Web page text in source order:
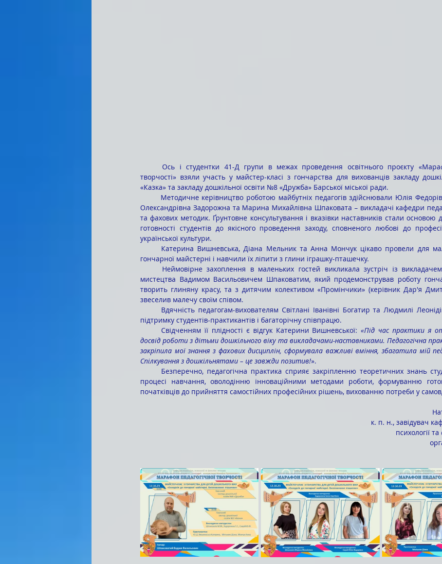
	Ось і студентки 41-Д групи в межах проведення освітнього проєкту «Марафон педагогічної
творчості» взяли участь у майстер-класі з гончарства для вихованців закладу
«Казка» та закладу дошкільної освіти №8 «Дружба» Барської міської ради.
Олександрівна Задорожна та Марина Михайлівна Шпаковата – викладачі кафедри
та фахових методик. Ґрунтовне консультування і вказівки наставників стали основою
готовності студентів до якісного проведення заходу, сповненого любові до
української культури.
гончарної майстерні і навчили їх ліпити з глини іграшку-пташечку.
мистецтва Вадимом Васильовичем Шпаковатим, який продемонстрував роботу
творить глиняну красу, та з дитячим колективом «Промінчики» (керівник Дар'я
звеселив малечу своїм співом.
підтримку студентів-практикантів і багаторічну співпрацю.
	Свідченням її плідності є відгук Катерини Вишневської:
«Під час практики я
досвід роботи з дітьми дошкільного віку та викладачами-наставниками. Педагогічна
закріпила мої знання з фахових дисциплін, сформувала важливі вміння, збагатила мій
Спілкування з дошкільнятами – це завжди позитив!».
процесі навчання, оволодінню інноваційними методами роботи, формуванню
початківців до прийняття самостійних професійних рішень, вихованню потреби у
к. п. н., завідувач
психології